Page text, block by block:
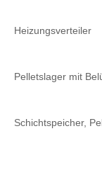
Heizungsverteiler
Pelletslager mit
Schichtspeicher,